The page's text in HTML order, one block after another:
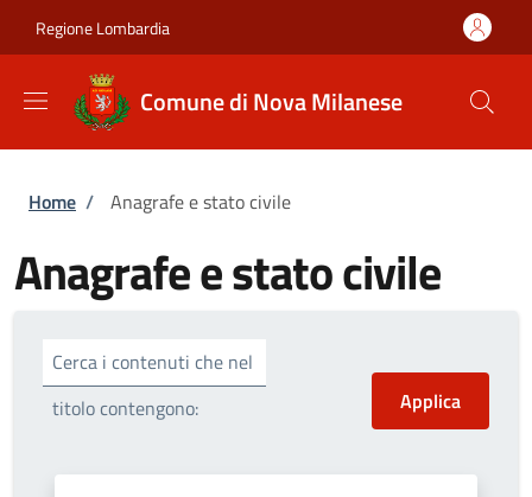
Regione Lombardia
Comune di Nova Milanese
Briciole di pane
Home / Anagrafe e stato civile
Anagrafe e stato civile
Cerca i contenuti che nel
titolo contengono: